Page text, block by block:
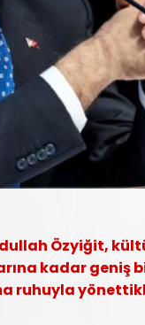
Özyiğit,
kadar geniş
ruhuyla